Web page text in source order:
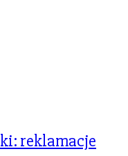
reklamacje